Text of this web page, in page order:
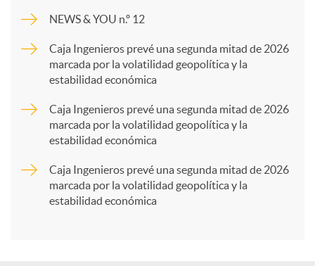
p
NEWS & YOU n.º 12
Caja Ingenieros prevé una segunda mitad de 2026
marcada por la volatilidad geopolítica y la
estabilidad económica
Caja Ingenieros prevé una segunda mitad de 2026
marcada por la volatilidad geopolítica y la
estabilidad económica
Caja Ingenieros prevé una segunda mitad de 2026
marcada por la volatilidad geopolítica y la
estabilidad económica